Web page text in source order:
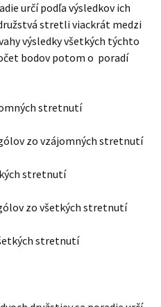
určí podľa výsledkov ich
stretli viackrát medzi
výsledky všetkých týchto
bodov potom o poradí
stretnutí
zo vzájomných stretnutí
stretnutí
zo všetkých stretnutí
stretnutí